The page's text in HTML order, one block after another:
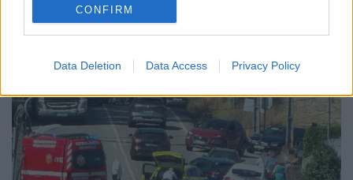
CONFIRM
Data Deletion Data Access Privacy Policy
Notícias Populares